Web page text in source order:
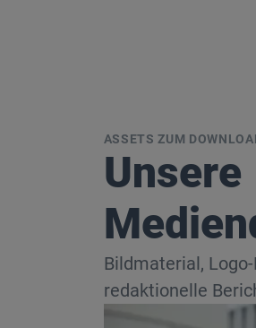
ASSETS ZUM
Unsere
Bildmaterial,
redaktionelle